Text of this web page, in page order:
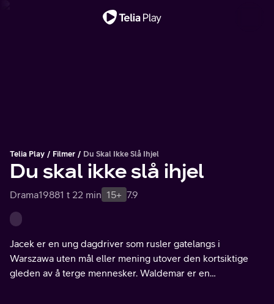
Telia Play Filmer Du Skal Ikke Slå Ihjel
Du skal ikke slå ihjel
Drama19881 t 22 min 15+ 7.9
Jacek er en ung dagdriver som rusler gatelangs i
Warszawa uten mål eller mening utover den kortsiktige
gleden av å terge mennesker. Waldemar er en